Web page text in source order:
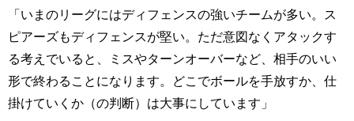
「いまのリーグにはディフェンスの強いチームが多い。ス
ピアーズもディフェンスが堅い。ただ意図なくアタックす
る考えでいると、ミスやターンオーバーなど、相手のいい
形で終わることになります。どこでボールを手放すか、仕
掛けていくか（の判断）は大事にしています」